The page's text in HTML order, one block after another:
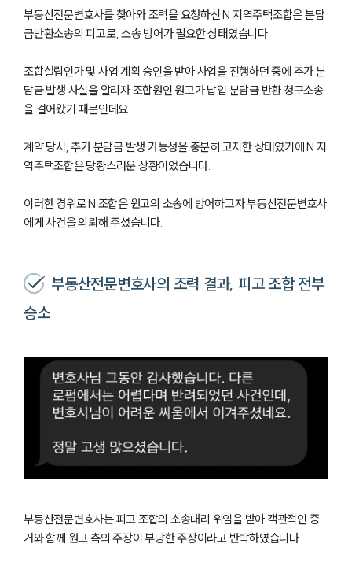
팀소개
대륜의 강점
오시는 길
글로벌 파트너 로펌
고객의 소리
AI대륜
주요 업무사례
사례분석/최신동향
부동산전문변호사를 찾아와 조력을 요청하신 N 지역주택조합은 분담
금반환소송의 피고로, 소송 방어가 필요한 상태였습니다.
조합설립인가 및 사업 계획 승인을 받아 사업을 진행하던 중에 추가 분
담금 발생 사실을 알리자 조합원인 원고가 납입 분담금 반환 청구소송
을 걸어왔기 때문인데요.
계약 당시, 추가 분담금 발생 가능성을 충분히 고지한 상태였기에 N 지
역주택조합은 당황스러운 상황이었습니다.
이러한 경위로 N 조합은 원고의 소송에 방어하고자 부동산전문변호사
에게 사건을 의뢰해 주셨습니다.
부동산전문변호사의 조력 결과, 피고 조합 전부
승소
부동산전문변호사는 피고 조합의 소송대리 위임을 받아 객관적인 증
거와 함께 원고 측의 주장이 부당한 주장이라고 반박하였습니다.